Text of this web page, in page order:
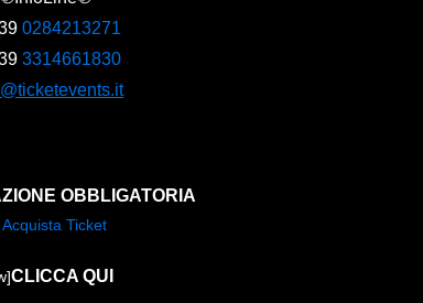
0284213271
3314661830
OBBLIGATORIA
CLICCA QUI